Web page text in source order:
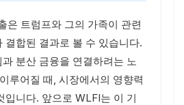
은 트럼프와 그의 가족이 관련
결합된 결과로 볼 수 있습니다.
분산 금융을 연결하려는 노
루어질 때, 시장에서의 영향력
입니다. 앞으로 WLFI는 이 기